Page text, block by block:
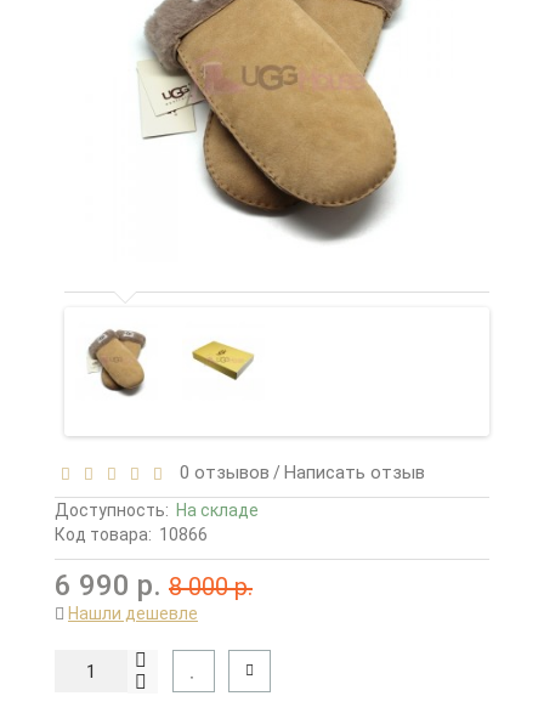
0 отзывов /Написать отзыв
Доступность: На складе
Код товара: 10866
6 990 р. 8 000 р.
Нашли дешевле